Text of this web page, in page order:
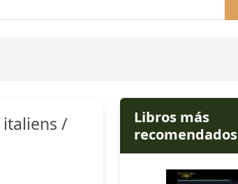
italiens /
Libros más
recomendados